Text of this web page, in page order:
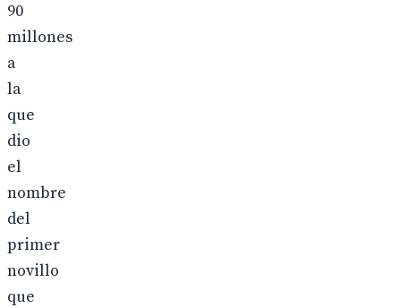
90
millones
a
la
que
dio
el
nombre
del
primer
novillo
que